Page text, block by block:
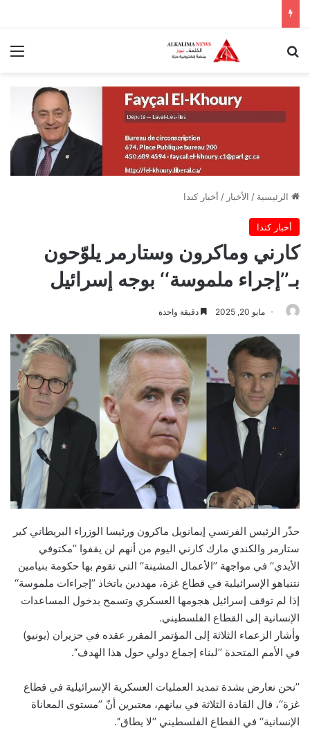
الرئيسية / الأخبار / أخبار كندا
أخبار كندا
كارني وماكرون وستارمر يلوّحون
بـ’’إجراء ملموسة‘‘ بوجه إسرائيل
مايو 20, 2025 دقيقة واحدة
حذّر الرئيس الفرنسي إيمانويل ماكرون ورئيسا الوزراء البريطاني كير
ستارمر والكندي مارك كارني اليوم من أنهم لن يقفوا ’’مكتوفي
الأيدي‘‘ في مواجهة ’’الأعمال المشينة‘‘ التي تقوم بها حكومة بنيامين
نتنياهو الإسرائيلية في قطاع غزة، مهددين باتخاذ ’’إجراءات ملموسة‘‘
إذا لم توقف إسرائيل هجومها العسكري وتسمح بدخول المساعدات
الإنسانية إلى القطاع الفلسطيني.
وأشار الزعماء الثلاثة إلى المؤتمر المقرر عقده في حزيران (يونيو)
في الأمم المتحدة ’’لبناء إجماع دولي حول هذا الهدف‘‘.
’’نحن نعارض بشدة تمديد العمليات العسكرية الإسرائيلية في قطاع
غزة‘‘، قال القادة الثلاثة في بيانهم، معتبرين أنّ ’’مستوى المعاناة
الإنسانية‘‘ في القطاع الفلسطيني ’’لا يطاق‘‘.